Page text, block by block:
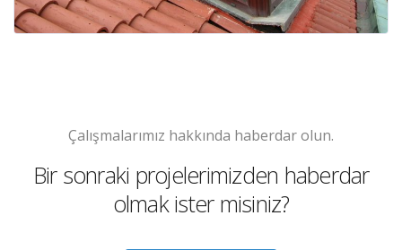
Çalışmalarımız hakkında haberdar olun.
Bir sonraki projelerimizden haberdar
olmak ister misiniz?